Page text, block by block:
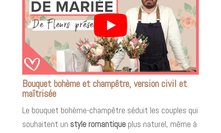
Bouquet bohème et champêtre, version civil et
maîtrisée
Le bouquet bohème-champêtre séduit les couples qui
souhaitent un style romantiqueplus naturel, même à